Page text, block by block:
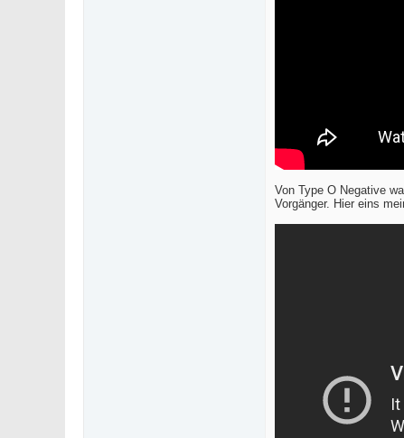
Von Type O Negative
Vorgänger. Hier eins